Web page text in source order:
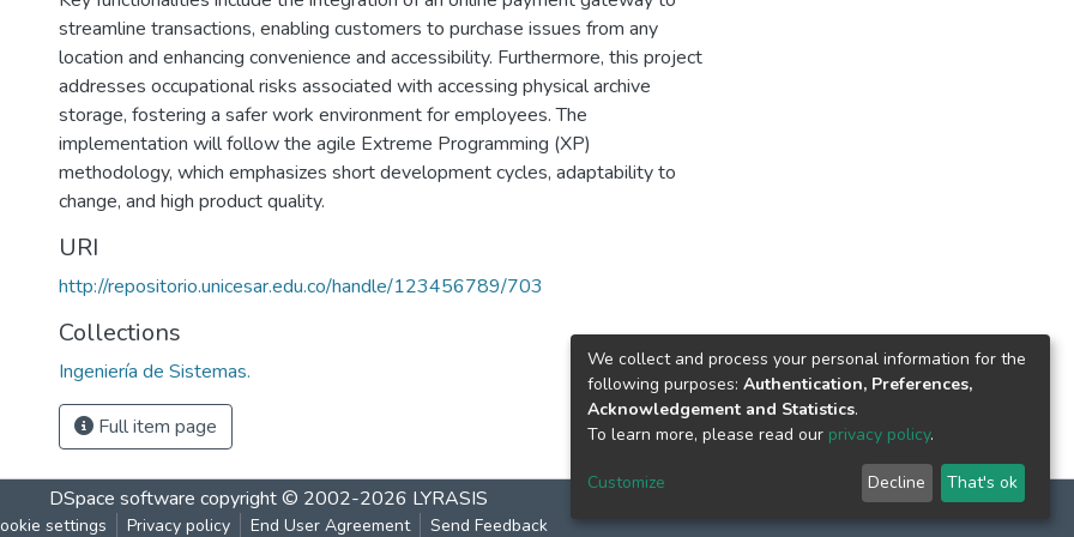
streamline transactions, enabling customers to purchase issues from any
location and enhancing convenience and accessibility. Furthermore, this project
addresses occupational risks associated with accessing physical archive
storage, fostering a safer work environment for employees. The
implementation will follow the agile Extreme Programming (XP)
methodology, which emphasizes short development cycles, adaptability to
change, and high product quality.
URI
http://repositorio.unicesar.edu.co/handle/123456789/703
Collections
Ingeniería de Sistemas.
Full item page
DSpace software copyright © 2002-2026 LYRASIS
settings Privacy policy End User Agreement Send Feedback
We collect and process your personal information for the
following purposes: Authentication, Preferences,
Acknowledgement and Statistics.
To learn more, please read our privacy policy.
Customize Decline That's ok